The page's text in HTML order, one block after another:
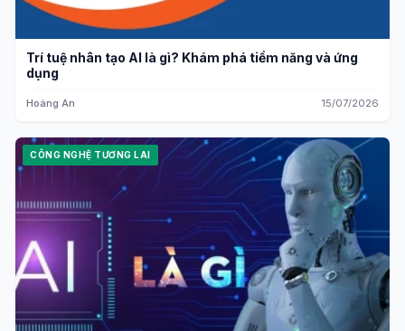
Trí tuệ nhân tạo AI là gì? Khám phá tiềm năng và ứng
dụng
Hoàng An 15/07/2026
CÔNG NGHỆ TƯƠNG LAI